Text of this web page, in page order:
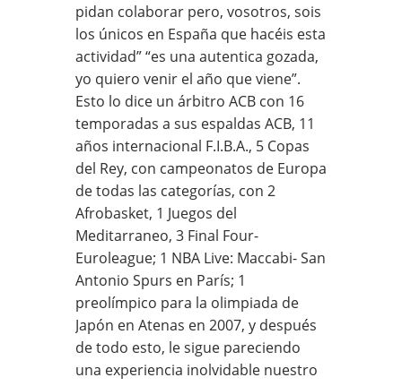
pidan colaborar pero, vosotros, sois
los únicos en España que hacéis esta
actividad” “es una autentica gozada,
yo quiero venir el año que viene”.
Esto lo dice un árbitro ACB con 16
temporadas a sus espaldas ACB, 11
años internacional F.I.B.A., 5 Copas
del Rey, con campeonatos de Europa
de todas las categorías, con 2
Afrobasket, 1 Juegos del
Meditarraneo, 3 Final Four-
Euroleague; 1 NBA Live: Maccabi- San
Antonio Spurs en París; 1
preolímpico para la olimpiada de
Japón en Atenas en 2007, y después
de todo esto, le sigue pareciendo
una experiencia inolvidable nuestro